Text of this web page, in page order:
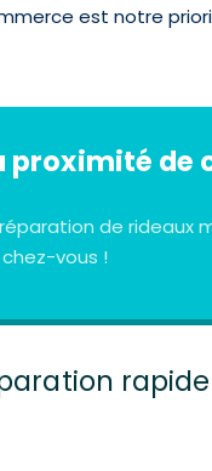
est notre
proximité de
de
vous !